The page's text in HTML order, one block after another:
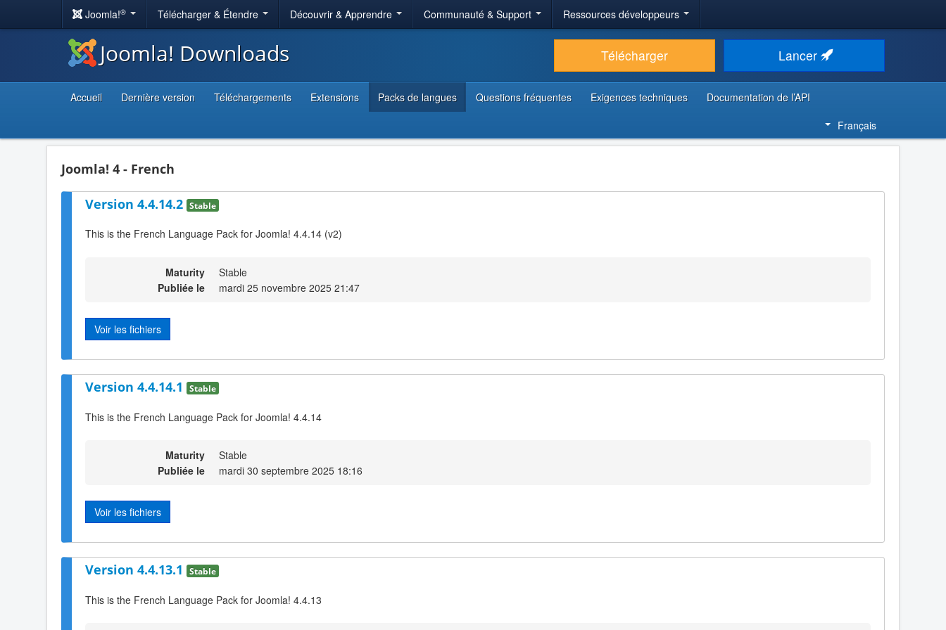
Joomla!® Télécharger & Étendre Découvrir & Apprendre Communauté & Support Ressources développeurs
Joomla! Downloads Télécharger Lancer
Accueil Dernière version Téléchargements Extensions Packs de langues Questions fréquentes Exigences techniques
Documentation de l’API
Français
Joomla! 4 - French
Version 4.4.14.2 Stable
This is the French Language Pack for Joomla! 4.4.14 (v2)
Maturity
Stable
Publiée le
mardi 25 novembre 2025 21:47
Voir les fichiers
Version 4.4.14.1 Stable
This is the French Language Pack for Joomla! 4.4.14
Maturity
Stable
Publiée le
mardi 30 septembre 2025 18:16
Voir les fichiers
Version 4.4.13.1 Stable
This is the French Language Pack for Joomla! 4.4.13